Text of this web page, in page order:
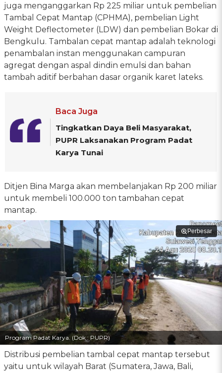
juga menganggarkan Rp 225 miliar untuk pembelian
Tambal Cepat Mantap (CPHMA), pembelian Light
Weight Deflectometer (LDW) dan pembelian Bokar di
Bengkulu. Tambalan cepat mantap adalah teknologi
penambalan instan menggunakan campuran
agregat dengan aspal dindin emulsi dan bahan
tambah aditif berbahan dasar organik karet lateks.
Baca Juga
Tingkatkan Daya Beli Masyarakat,
PUPR Laksanakan Program Padat
Karya Tunai
Ditjen Bina Marga akan membelanjakan Rp 200 miliar
untuk membeli 100.000 ton tambahan cepat
mantap.
Perbesar
Program Padat Karya. (Dok : PUPR)
Distribusi pembelian tambal cepat mantap tersebut
yaitu untuk wilayah Barat (Sumatera, Jawa, Bali,